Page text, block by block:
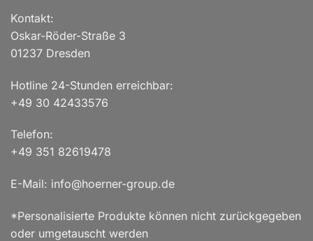
Kontakt:
Oskar-Röder-Straße 3
01237 Dresden
Hotline 24-Stunden erreichbar:
+49 30 42433576
Telefon:
+49 351 82619478
E-Mail: info@hoerner-group.de
*Personalisierte Produkte können nicht zurückgegeben
oder umgetauscht werden